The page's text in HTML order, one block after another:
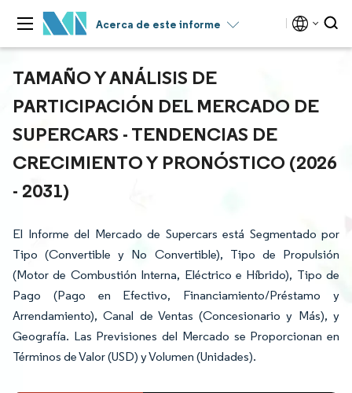
Acerca de este informe
TAMAÑO Y ANÁLISIS DE
PARTICIPACIÓN DEL MERCADO DE
SUPERCARS - TENDENCIAS DE
CRECIMIENTO Y PRONÓSTICO (2026
- 2031)
El Informe del Mercado de Supercars está Segmentado por
Tipo (Convertible y No Convertible), Tipo de Propulsión
(Motor de Combustión Interna, Eléctrico e Híbrido), Tipo de
Pago (Pago en Efectivo, Financiamiento/Préstamo y
Arrendamiento), Canal de Ventas (Concesionario y Más), y
Geografía. Las Previsiones del Mercado se Proporcionan en
Términos de Valor (USD) y Volumen (Unidades).